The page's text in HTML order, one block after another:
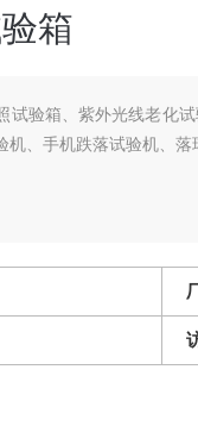
箱
试验箱、紫外光线老化
机、手机跌落试验机、